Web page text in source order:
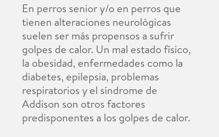
En perros senior y/o en perros que
tienen alteraciones neurológicas
suelen ser más propensos a sufrir
golpes de calor. Un mal estado físico,
la obesidad, enfermedades como la
diabetes, epilepsia, problemas
respiratorios y el síndrome de
Addison son otros factores
predisponentes a los golpes de calor.